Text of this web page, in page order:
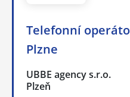
Telefonní
Plzne
UBBE agency s.r.o.
Plzeň